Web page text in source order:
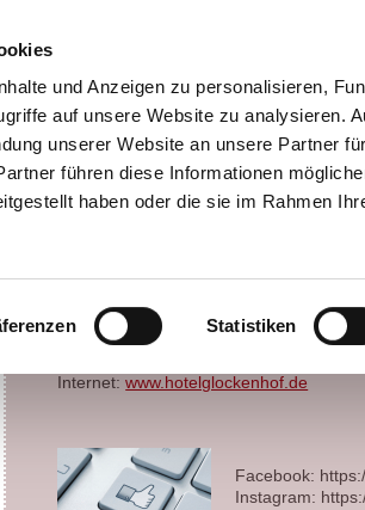
und Anzeigen zu personalisieren,
auf unsere Website zu analysieren.
unserer Website an unsere Partner
führen diese Informationen
haben oder die sie im Rahmen
Statistiken
/ Familien-Appartement
Altstadt-Hotel Glockenhof
65343 Eltville am Rhein
Kontakt
Telefon / WhatsApp:
+49 6123 61141
Internet:www.hotelglockenhof.de
Facebook:
Instagram: